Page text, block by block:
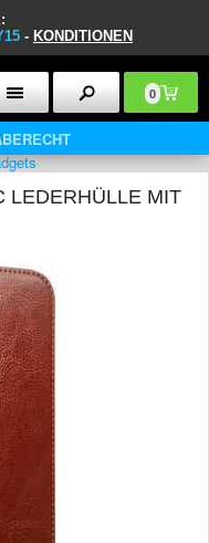
- KONDITIONEN
0
LEDERHÜLLE MIT